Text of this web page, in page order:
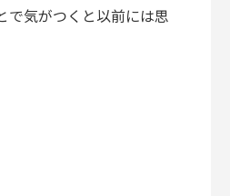
で気がつくと以前には思